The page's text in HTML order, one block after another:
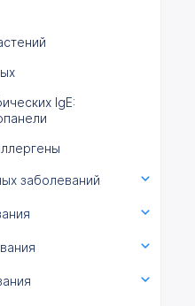
IgE:
заболеваний